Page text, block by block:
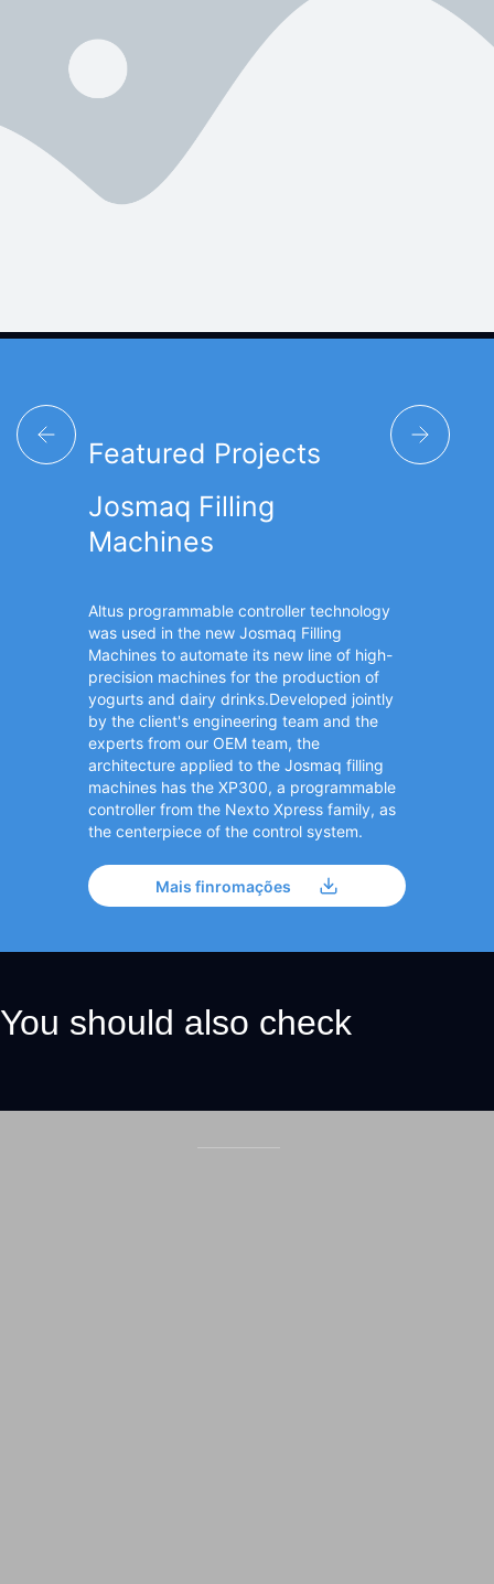
Featured Projects
Josmaq Filling
Machines
Altus programmable controller technology
was used in the new Josmaq Filling
Machines to automate its new line of high-
precision machines for the production of
yogurts and dairy drinks.Developed jointly
by the client's engineering team and the
experts from our OEM team, the
architecture applied to the Josmaq filling
machines has the XP300, a programmable
controller from the Nexto Xpress family, as
the centerpiece of the control system.
Mais finromações
You should also check